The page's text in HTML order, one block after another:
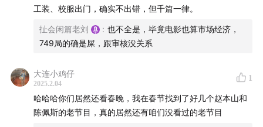
或者添加我们的微信服务号进到我们的沟通群与我们聊
工装、校服出门，确实不出错，但千篇一律。
扯会闲篇老刘 : 也不全是，毕竟电影也算市场经济，
749局的确是屎，跟审核没关系
大连小鸡仔
2025.2.04
1
哈哈哈你们居然还看春晚，我在春节找到了好几个赵本山和
陈佩斯的老节目，真的居然还有咱们没看过的老节目